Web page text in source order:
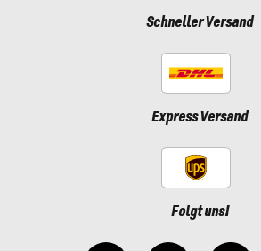
Schneller Versand
Express Versand
Folgt uns!